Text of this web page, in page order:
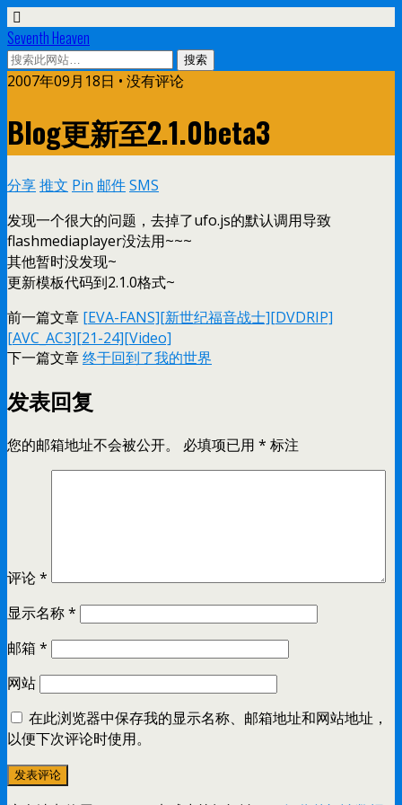
Seventh Heaven
2007年09月18日 • 没有评论
Blog更新至2.1.0beta3
分享推文 Pin 邮件SMS
发现一个很大的问题，去掉了ufo.js的默认调用导致
flashmediaplayer没法用~~~
其他暂时没发现~
更新模板代码到2.1.0格式~
前一篇文章 [EVA-FANS][新世纪福音战士][DVDRIP]
[AVC_AC3][21-24][Video]
下一篇文章终于回到了我的世界
发表回复
您的邮箱地址不会被公开。 必填项已用 * 标注
评论*
显示名称*
邮箱 *
网站
在此浏览器中保存我的显示名称、邮箱地址和网站地址，
以便下次评论时使用。